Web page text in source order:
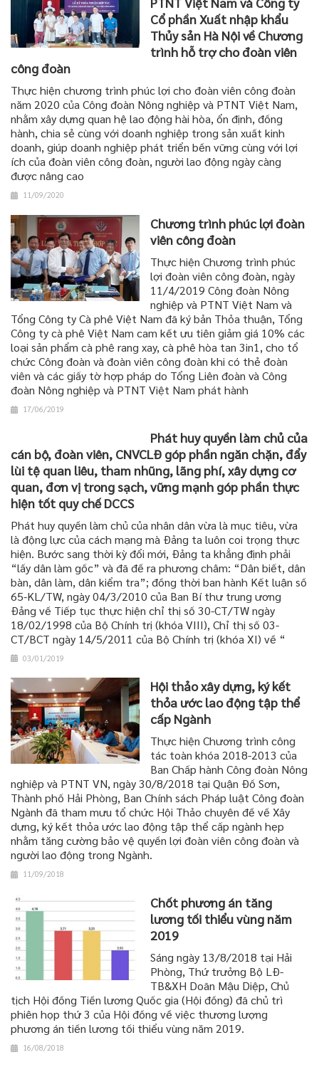
Cổ phần Xuất nhập khẩu
Thủy sản Hà Nội về Chương
trình hỗ trợ cho đoàn viên
công đoàn
Thực hiện chương trình phúc lợi cho đoàn viên công đoàn
năm 2020 của Công đoàn Nông nghiệp và PTNT Việt Nam,
nhằm xây dựng quan hệ lao động hài hòa, ổn định, đồng
hành, chia sẻ cùng với doanh nghiệp trong sản xuất kinh
doanh, giúp doanh nghiệp phát triển bền vững cùng với lợi
ích của đoàn viên công đoàn, người lao động ngày càng
được nâng cao
11/09/2020
Chương trình phúc lợi đoàn
viên công đoàn
Thực hiện Chương trình phúc
lợi đoàn viên công đoàn, ngày
11/4/2019 Công đoàn Nông
nghiệp và PTNT Việt Nam và
Tổng Công ty Cà phê Việt Nam đã ký bản Thỏa thuận, Tổng
Công ty cà phê Việt Nam cam kết ưu tiên giảm giá 10% các
loại sản phẩm cà phê rang xay, cà phê hòa tan 3in1, cho tổ
chức Công đoàn và đoàn viên công đoàn khi có thẻ đoàn
viên và các giấy tờ hợp pháp do Tổng Liên đoàn và Công
đoàn Nông nghiệp và PTNT Việt Nam phát hành
17/06/2019
Phát huy quyền làm chủ của
cán bộ, đoàn viên, CNVCLĐ góp phần ngăn chặn, đẩy
lùi tệ quan liêu, tham nhũng, lãng phí, xây dựng cơ
quan, đơn vị trong sạch, vững mạnh góp phần thực
hiện tốt quy chế DCCS
Phát huy quyền làm chủ của nhân dân vừa là mục tiêu, vừa
là động lực của cách mạng mà Đảng ta luôn coi trọng thực
hiện. Bước sang thời kỳ đổi mới, Đảng ta khẳng định phải
“lấy dân làm gốc” và đã đề ra phương châm: “Dân biết, dân
bàn, dân làm, dân kiểm tra”; đồng thời ban hành Kết luận số
65-KL/TW, ngày 04/3/2010 của Ban Bí thư trung ương
Đảng về Tiếp tục thực hiện chỉ thị số 30-CT/TW ngày
18/02/1998 của Bộ Chính trị (khóa VIII), Chỉ thị số 03-
CT/BCT ngày 14/5/2011 của Bộ Chính trị (khóa XI) về “
03/01/2019
Hội thảo xây dựng, ký kết
thỏa ước lao động tập thể
cấp Ngành
Thực hiện Chương trình công
tác toàn khóa 2018-2013 của
Ban Chấp hành Công đoàn Nông
nghiệp và PTNT VN, ngày 30/8/2018 tại Quận Đồ Sơn,
Thành phố Hải Phòng, Ban Chính sách Pháp luật Công đoàn
Ngành đã tham mưu tổ chức Hội Thảo chuyên đề về Xây
dựng, ký kết thỏa ước lao động tập thể cấp ngành hẹp
nhằm tăng cường bảo vệ quyền lợi đoàn viên công đoàn và
người lao động trong Ngành.
11/09/2018
Chốt phương án tăng
lương tối thiểu vùng năm
2019
Sáng ngày 13/8/2018 tại Hải
Phòng, Thứ trưởng Bộ LĐ-
TB&XH Doãn Mậu Diệp, Chủ
tịch Hội đồng Tiền lương Quốc gia (Hội đồng) đã chủ trì
phiên họp thứ 3 của Hội đồng về việc thương lượng
phương án tiền lương tối thiểu vùng năm 2019.
16/08/2018